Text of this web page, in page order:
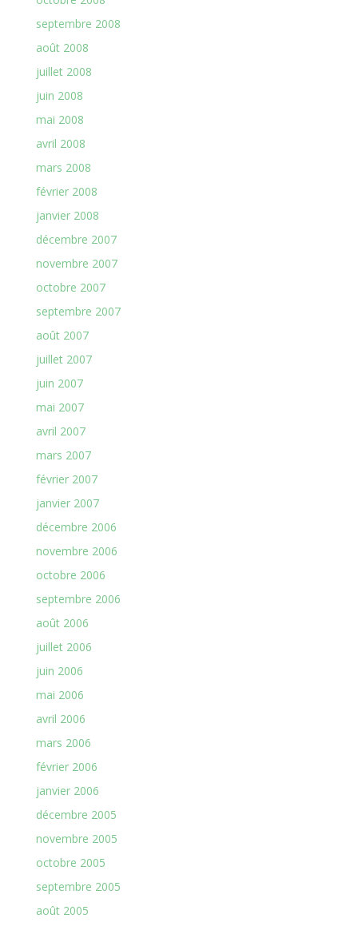
septembre 2008
août 2008
juillet 2008
juin 2008
mai 2008
avril 2008
mars 2008
février 2008
janvier 2008
décembre 2007
novembre 2007
octobre 2007
septembre 2007
août 2007
juillet 2007
juin 2007
mai 2007
avril 2007
mars 2007
février 2007
janvier 2007
décembre 2006
novembre 2006
octobre 2006
septembre 2006
août 2006
juillet 2006
juin 2006
mai 2006
avril 2006
mars 2006
février 2006
janvier 2006
décembre 2005
novembre 2005
octobre 2005
septembre 2005
août 2005